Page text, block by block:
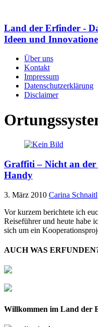
Land der Erfinder -
Ideen und
Über uns
Kontakt
Impressum
Datenschutzerklärung
Disclaimer
Graffiti – Nicht an der
Handy
3. März 2010 Carina Schnaitl
Vor kurzem berichtete ich
Reiseführer und heute habe
sich um ein
AUCH WAS
Willkommen im Land der